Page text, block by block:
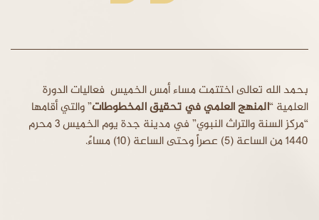
بحمد الله تعالى اختتمت مساء أمس الخميس فعاليات الدورة
العلمية “المنهج العلمي في تحقيق المخطوطات” والتي أقامها
“مركز السنة والتراث النبوي” في مدينة جدة يوم الخميس 3 محرم
1440 من الساعة (5) عصراً وحتى الساعة (10) مساءً.